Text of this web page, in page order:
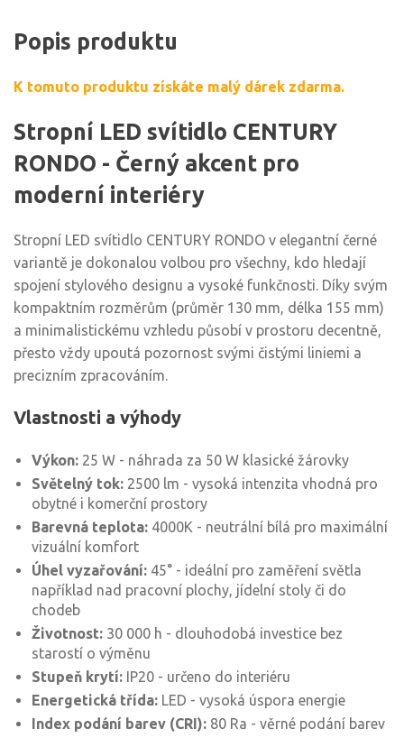
Popis produktu
K tomuto produktu získáte malý dárek zdarma.
Stropní LED svítidlo CENTURY
RONDO - Černý akcent pro
moderní interiéry
Stropní LED svítidlo CENTURY RONDO v elegantní černé
variantě je dokonalou volbou pro všechny, kdo hledají
spojení stylového designu a vysoké funkčnosti. Díky svým
kompaktním rozměrům (průměr 130 mm, délka 155 mm)
a minimalistickému vzhledu působí v prostoru decentně,
přesto vždy upoutá pozornost svými čistými liniemi a
precizním zpracováním.
Vlastnosti a výhody
Výkon: 25 W - náhrada za 50 W klasické žárovky
Světelný tok: 2500 lm - vysoká intenzita vhodná pro
obytné i komerční prostory
Barevná teplota: 4000K - neutrální bílá pro maximální
vizuální komfort
Úhel vyzařování: 45° - ideální pro zaměření světla
například nad pracovní plochy, jídelní stoly či do
chodeb
Životnost: 30 000 h - dlouhodobá investice bez
starostí o výměnu
Stupeň krytí: IP20 - určeno do interiéru
Energetická třída: LED - vysoká úspora energie
Index podání barev (CRI): 80 Ra - věrné podání barev